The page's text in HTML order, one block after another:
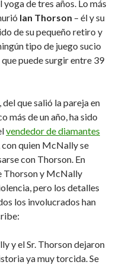
de tres años. Lo más
Ian Thorson – él y su
de su pequeño retiro y
tipo de juego sucio
puede surgir entre 39
, del que salió la pareja en
más de un año, ha sido
vendedor de diamantes
con quien McNally se
con Thorson. En
Thorson y McNally
pero los detalles
los involucrados han
y el Sr. Thorson dejaron
ya muy torcida. Se